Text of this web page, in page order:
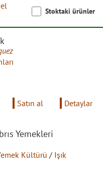
Stoktaki ürünler
Satın al Detaylar
Yemekleri
Kültürü / Işık